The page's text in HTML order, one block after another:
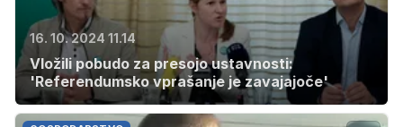
16. 10. 2024 11.14
Vložili pobudo za presojo ustavnosti:
'Referendumsko vprašanje je zavajajoče'